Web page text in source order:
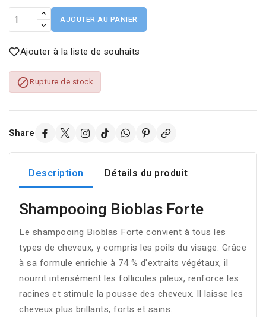
AJOUTER AU PANIER
Ajouter à la liste de souhaits
Rupture de stock
Share
Description Détails du produit
Shampooing Bioblas Forte
Le shampooing Bioblas Forte convient à tous les
types de cheveux, y compris les poils du visage. Grâce
à sa formule enrichie à 74 % d'extraits végétaux, il
nourrit intensément les follicules pileux, renforce les
racines et stimule la pousse des cheveux. Il laisse les
cheveux plus brillants, forts et sains.